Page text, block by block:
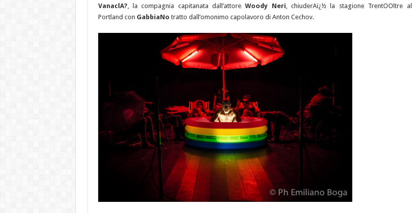
VanaclA? , la compagnia capitanata dall’attoreWoody Neri , chiuderAï¿½ la stagione TrentOOltre al
Portland con GabbiaNo tratto dall’omonimo capolavoro di Anton Cechov.